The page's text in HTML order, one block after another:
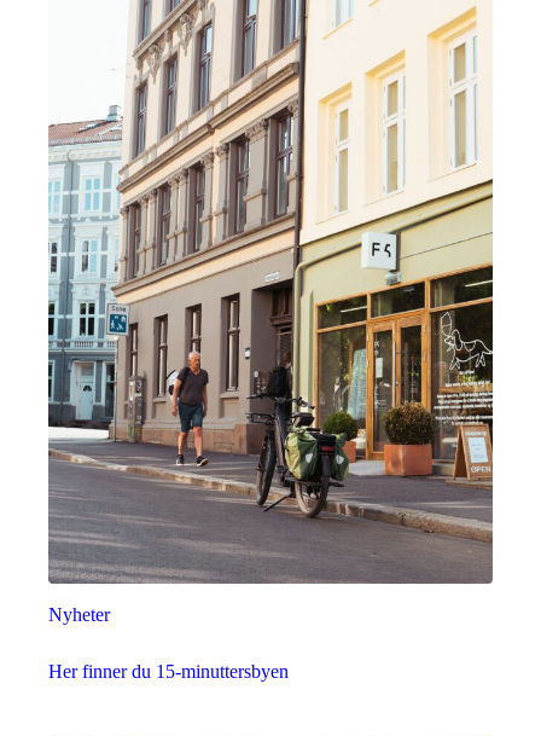
Nyheter
Her finner du 15-minuttersbyen